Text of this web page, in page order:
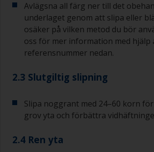
Avlägsna all färg ner till det
underlaget genom att slipa eller
osäker på vilken metod du bör
oss för mer information med hjälp
referensnummer nedan.
2.3 Slutgiltig slipning
Slipa noggrant med 24–60 korn
grov yta och förbättra
2.4 Ren yta